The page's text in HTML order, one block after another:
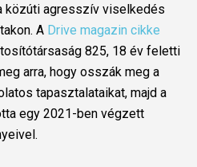
közúti agresszív viselkedés
A Drive magazin cikke
825, 18 év feletti
arra, hogy osszák meg a
tapasztalataikat, majd a
egy 2021-ben végzett